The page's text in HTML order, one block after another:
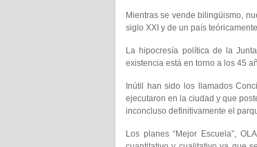
Mientras se vende bilingüismo,
siglo XXI y de un país
La hipocresía política de la
existencia está en torno a los 45
Inútil han sido los llamados
ejecutaron en la ciudad y que
inconcluso definitivamente el
Los planes “Mejor Escuela”,